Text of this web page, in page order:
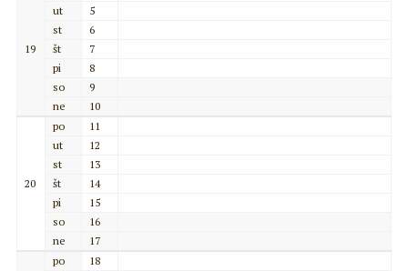
19
ut
5
st
6
št
7
pi
8
so
9
ne
10
20
po
11
ut
12
st
13
št
14
pi
15
so
16
ne
17
po
18